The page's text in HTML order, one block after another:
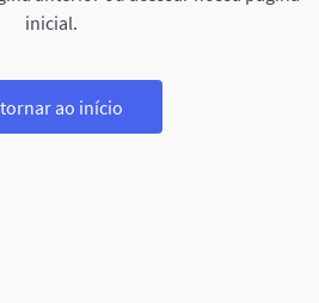
inicial.
ao início